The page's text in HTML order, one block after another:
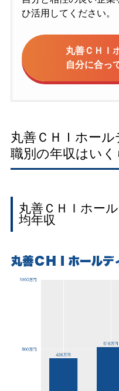
ひ活用してください。
丸善ＣＨＩ
自分に合っ
丸善ＣＨＩホー
職別の年収はいく
丸善ＣＨＩホー
均年収